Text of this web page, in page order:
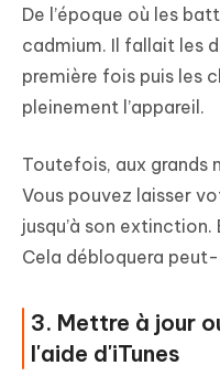
De l’époque où les
cadmium. Il fallait les
première fois puis les
pleinement l’appareil.
Toutefois, aux grands
Vous pouvez laisser
jusqu’à son
Cela débloquera
3. Mettre à jour
l'aide d'iTunes